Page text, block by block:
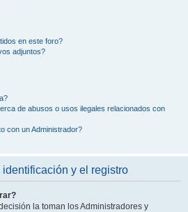
en este foro?
adjuntos?
de abusos o usos ilegales relacionados con
con un Administrador?
y el registro
la toman los Administradores y